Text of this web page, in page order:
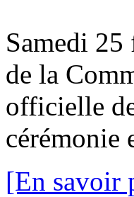
Samedi
de la
officielle
cérémonie
[En savoir